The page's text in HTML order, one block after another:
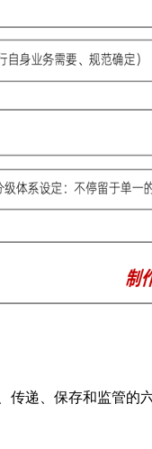
传递、保存和监管的